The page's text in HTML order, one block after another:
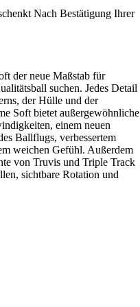
Nach Bestätigung Ihrer
der neue Maßstab für
suchen. Jedes Detail
der Hülle und der
Soft bietet außergewöhnliche
einem neuen
Ballflugs, verbessertem
weichen Gefühl. Außerdem
von Truvis und Triple Track
sichtbare Rotation und